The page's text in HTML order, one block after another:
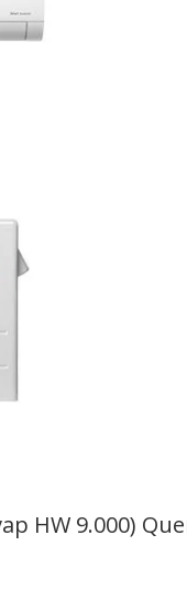
HW 9.000)